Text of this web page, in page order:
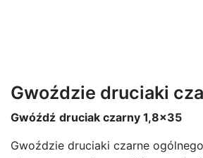
Gwoździe druciaki
Gwóźdź druciak czarny 1,8x35
Gwoździe druciaki czarne